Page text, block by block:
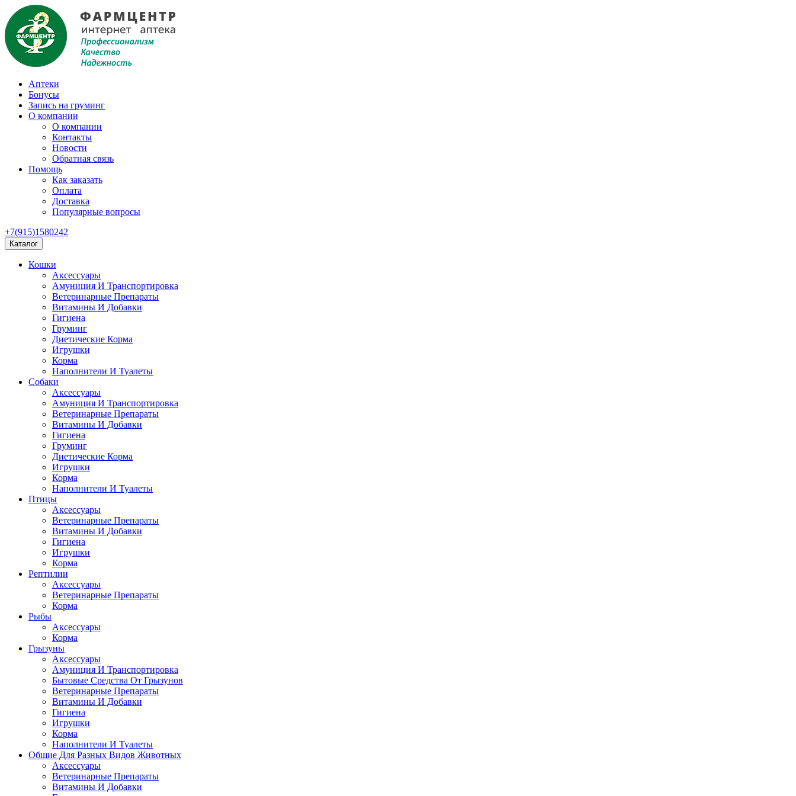
Аптеки
Бонусы
Запись на груминг
О компании
О компании
Контакты
Новости
Обратная связь
Помощь
Как заказать
Оплата
Доставка
Популярные вопросы
+7(915)1580242
Каталог
Кошки
Аксессуары
Амуниция И Транспортировка
Ветеринарные Препараты
Витамины И Добавки
Гигиена
Груминг
Диетические Корма
Игрушки
Корма
Наполнители И Туалеты
Собаки
Аксессуары
Амуниция И Транспортировка
Ветеринарные Препараты
Витамины И Добавки
Гигиена
Груминг
Диетические Корма
Игрушки
Корма
Наполнители И Туалеты
Птицы
Аксессуары
Ветеринарные Препараты
Витамины И Добавки
Гигиена
Игрушки
Корма
Рептилии
Аксессуары
Ветеринарные Препараты
Корма
Рыбы
Аксессуары
Корма
Грызуны
Аксессуары
Амуниция И Транспортировка
Бытовые Средства От Грызунов
Ветеринарные Препараты
Витамины И Добавки
Гигиена
Игрушки
Корма
Наполнители И Туалеты
Общие Для Разных Видов Животных
Аксессуары
Ветеринарные Препараты
Витамины И Добавки